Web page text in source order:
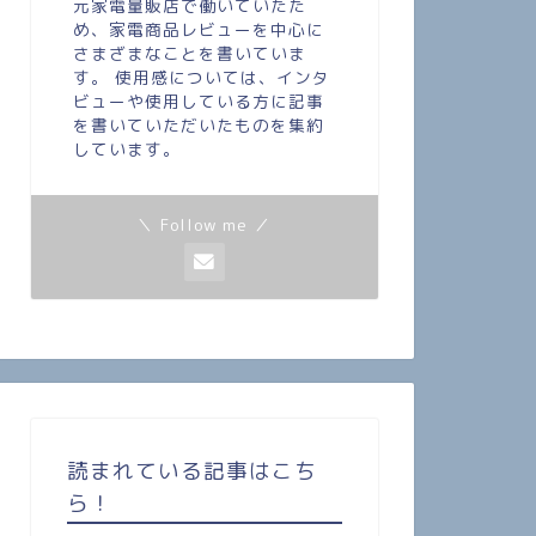
元家電量販店で働いていたた
め、家電商品レビューを中心に
さまざまなことを書いていま
す。 使用感については、インタ
ビューや使用している方に記事
を書いていただいたものを集約
しています。
＼ Follow me ／
読まれている記事はこち
ら！